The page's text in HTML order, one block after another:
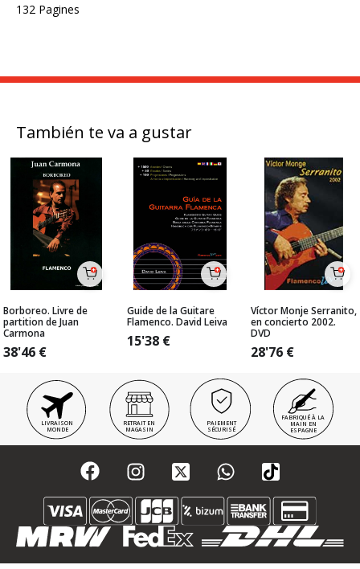
132 Pagines
También te va a gustar
Borboreo. Livre de
partition de Juan
Carmona
38'46 €
Guide de la Guitare
Flamenco. David Leiva
15'38 €
Víctor Monje Serranito,
en concierto 2002.
DVD
28'76 €
LIVRAISON
MONDE
RETRAIT EN
MAGASIN
PAIEMENT
SÉCURISÉ
FABRIQUÉ À LA
MAIN EN
ESPAGNE